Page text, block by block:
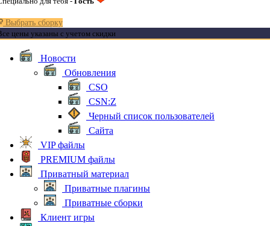
Выбрать сборку
цены указаны с учетом скидки
Новости
Обновления
CSO
CSN:Z
Черный список пользователей
Сайта
VIP файлы
PREMIUM файлы
Приватный материал
Приватные плагины
Приватные сборки
Клиент игры